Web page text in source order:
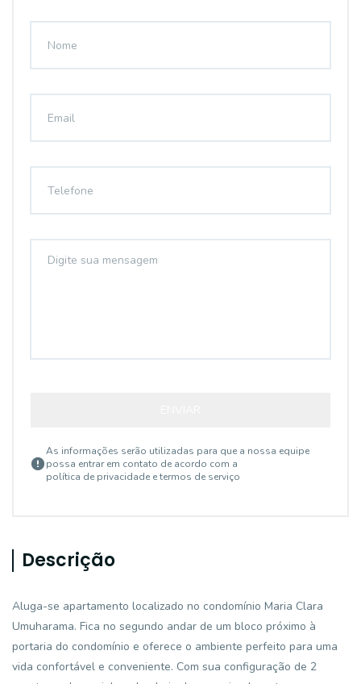
As informações serão utilizadas para que a nossa equipe
possa entrar em contato de acordo com a
política de privacidade e termos de serviço
Descrição
Aluga-se apartamento localizado no condomínio Maria Clara
Umuharama. Fica no segundo andar de um bloco próximo à
portaria do condomínio e oferece o ambiente perfeito para uma
vida confortável e conveniente. Com sua configuração de 2